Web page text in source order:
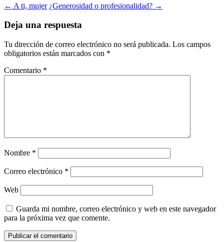
Navegación
de
entradas
← A ti, mujer ¿Generosidad o profesionalidad? →
Deja una respuesta
Tu dirección de correo electrónico no será publicada. Los campos
obligatorios están marcados con *
Comentario *
Nombre *
Correo electrónico *
Web
Guarda mi nombre, correo electrónico y web en este navegador
para la próxima vez que comente.